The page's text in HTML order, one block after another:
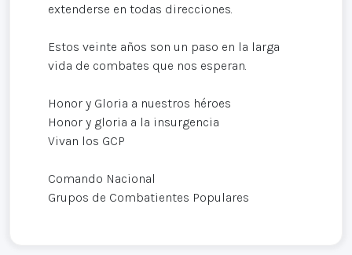
extenderse en todas direcciones.
Estos veinte años son un paso en la larga
vida de combates que nos esperan.
Honor y Gloria a nuestros héroes
Honor y gloria a la insurgencia
Vivan los GCP
Comando Nacional
Grupos de Combatientes Populares